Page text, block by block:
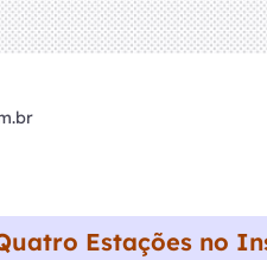
Estações no